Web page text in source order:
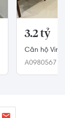
3.2 tỷ
Căn hộ
trống, ban
A0980567